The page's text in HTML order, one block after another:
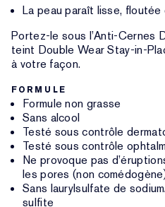
La peau paraît lisse, floutée
Portez-le sous l’Anti-Cernes
teint Double Wear Stay-in-
à votre façon.
FORMULE
Formule non grasse
Sans alcool
Testé sous contrôle
Testé sous contrôle
Ne provoque pas
les pores (non
Sans laurylsulfate de
sulfite